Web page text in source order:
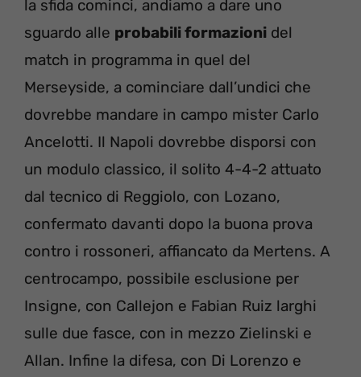
la sfida cominci, andiamo a dare uno
sguardo alle probabili formazioni del
match in programma in quel del
Merseyside, a cominciare dall’undici che
dovrebbe mandare in campo mister Carlo
Ancelotti. Il Napoli dovrebbe disporsi con
un modulo classico, il solito 4-4-2 attuato
dal tecnico di Reggiolo, con Lozano,
confermato davanti dopo la buona prova
contro i rossoneri, affiancato da Mertens. A
centrocampo, possibile esclusione per
Insigne, con Callejon e Fabian Ruiz larghi
sulle due fasce, con in mezzo Zielinski e
Allan. Infine la difesa, con Di Lorenzo e